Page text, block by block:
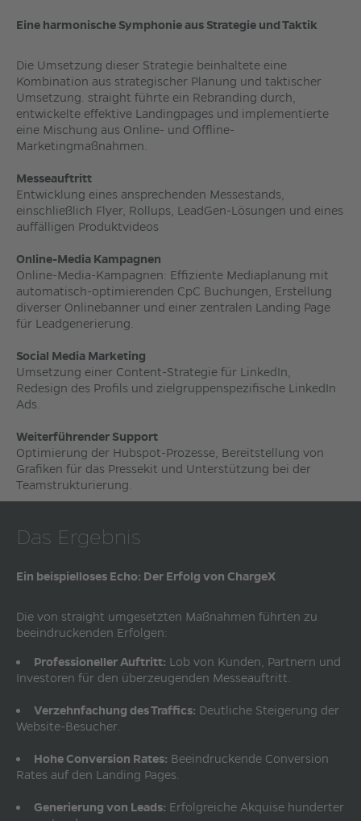
Eine harmonische Symphonie aus Strategie und Taktik
Die Umsetzung dieser Strategie beinhaltete eine
Kombination aus strategischer Planung und taktischer
Umsetzung. straight führte ein Rebranding durch,
entwickelte effektive Landingpages und implementierte
eine Mischung aus Online- und Offline-
Marketingmaßnahmen.
Messeauftritt
Entwicklung eines ansprechenden Messestands,
einschließlich Flyer, Rollups, LeadGen-Lösungen und eines
auffälligen Produktvideos
Online-Media Kampagnen
Online-Media-Kampagnen: Effiziente Mediaplanung mit
automatisch-optimierenden CpC Buchungen, Erstellung
diverser Onlinebanner und einer zentralen Landing Page
für Leadgenerierung.
Social Media Marketing
Umsetzung einer Content-Strategie für LinkedIn,
Redesign des Profils und zielgruppenspezifische LinkedIn
Ads.
Weiterführender Support
Optimierung der Hubspot-Prozesse, Bereitstellung von
Grafiken für das Pressekit und Unterstützung bei der
Teamstrukturierung.
Das Ergebnis
Ein beispielloses Echo: Der Erfolg von ChargeX
Die von straight umgesetzten Maßnahmen führten zu
beeindruckenden Erfolgen:
Professioneller Auftritt: Lob von Kunden, Partnern und
Investoren für den überzeugenden Messeauftritt.
Verzehnfachung des Traffics: Deutliche Steigerung der
Website-Besucher.
Hohe Conversion Rates: Beeindruckende Conversion
Rates auf den Landing Pages.
Generierung von Leads: Erfolgreiche Akquise hunderter